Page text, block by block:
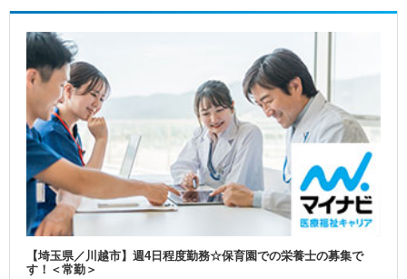
【埼玉県／川越市】週4日程度勤務☆保育園での栄養士の募集で
す！＜常勤＞